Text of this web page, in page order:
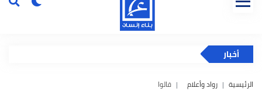
أخبار
الرئيسية رواد وأعلام قالوا